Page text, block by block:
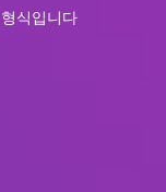
식입니다